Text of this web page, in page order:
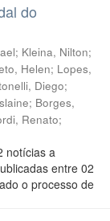
do
; Kleina, Nilton;
Helen; Lopes,
Diego;
; Borges,
Renato;
notícias a
entre 02
o processo de